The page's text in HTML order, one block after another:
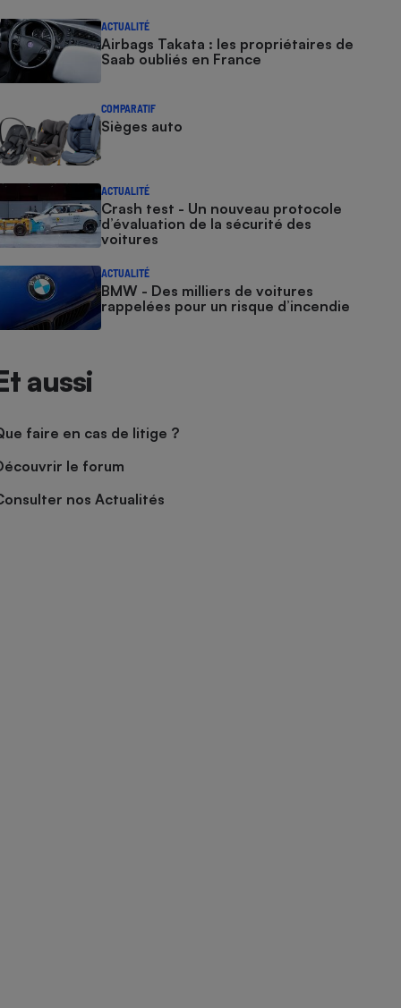
ACTUALITÉ
Airbags Takata : les propriétaires de
Saab oubliés en France
COMPARATIF
Sièges auto
ACTUALITÉ
Crash test - Un nouveau protocole
d’évaluation de la sécurité des
voitures
ACTUALITÉ
BMW - Des milliers de voitures
rappelées pour un risque d’incendie
aussi
faire en cas de litige ?
le forum
nos Actualités